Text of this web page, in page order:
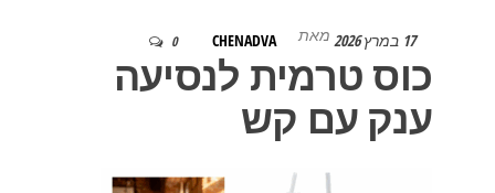
17 במרץ 2026 מאת CHENADVA
0
כוס טרמית לנסיעה
ענק עם קש